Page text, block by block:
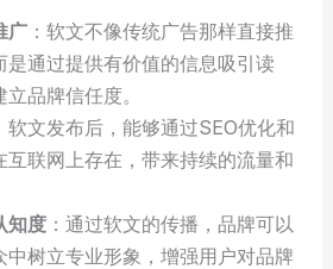
广：软文不像传统广告那样直接推
是通过提供有价值的信息吸引读
品牌信任度。
软文发布后，能够通过SEO优化和
互联网上存在，带来持续的流量和
知度：通过软文的传播，品牌可以
中树立专业形象，增强用户对品牌